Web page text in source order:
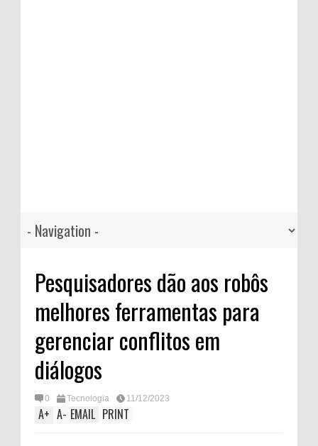
Pesquisadores dão aos robôs
melhores ferramentas para
gerenciar conflitos em
diálogos
0 Tecnologia 11/12/2023
A+ A- EMAIL PRINT